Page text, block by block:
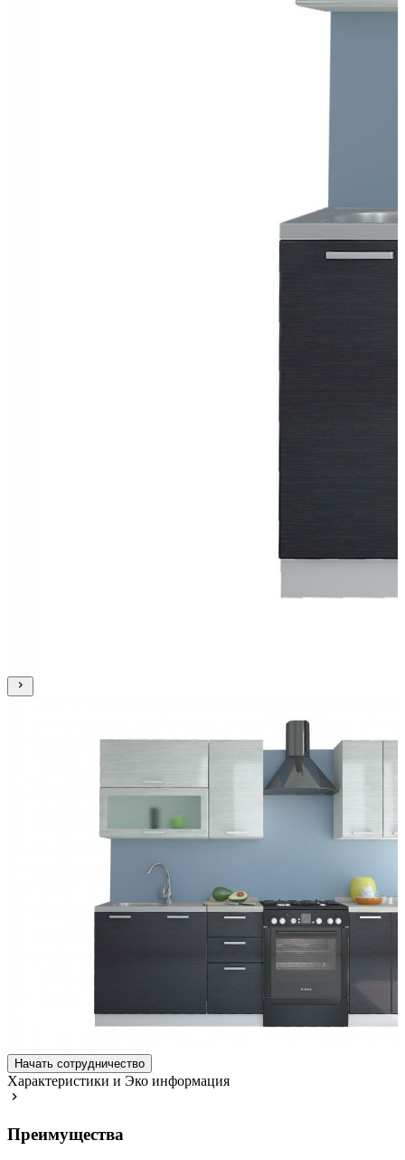
Начать сотрудничество
Характеристики и Эко информация
Преимущества